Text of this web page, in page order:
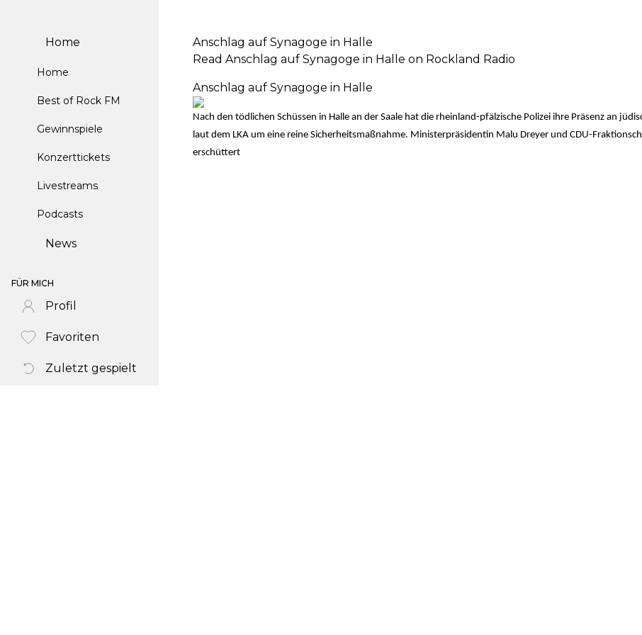
Home
Home
Best of Rock FM
Gewinnspiele
Konzerttickets
Livestreams
Podcasts
News
FÜR MICH
Profil
Favoriten
Zuletzt gespielt
Anschlag auf Synagoge in Halle
Read Anschlag auf Synagoge in Halle on Rockland Radio
Anschlag auf Synagoge in Halle
Nach den tödlichen Schüssen in Halle an der Saale hat die rheinland-pfälzische Polizei ihre Präsenz an
laut dem LKA um eine reine Sicherheitsmaßnahme. Ministerpräsidentin Malu Dreyer und CDU-
erschüttert